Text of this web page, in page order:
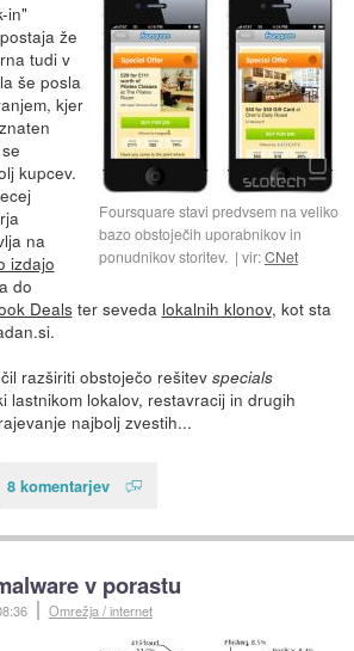
Foursquare stavi predvsem na veliko
bazo obstoječih uporabnikov in
ponudnikov storitev.
vir:CNet
in"
že
tudi v
še posla
kjer
kupcev.
na
izdajo
do
Dealster seveda lokalnih klonov, kot sta
razširiti obstoječo rešitev specials
lastnikom lokalov, restavracij in drugih
najbolj zvestih...
8 komentarjev
v porastu
Omrežja / internet